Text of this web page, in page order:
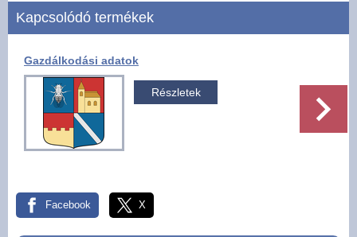
Közérdekű adatok -
Galéria
Pályázatok
Kapcsolódó termékek
Gazdálkodási adatok
Részletek
Facebook X